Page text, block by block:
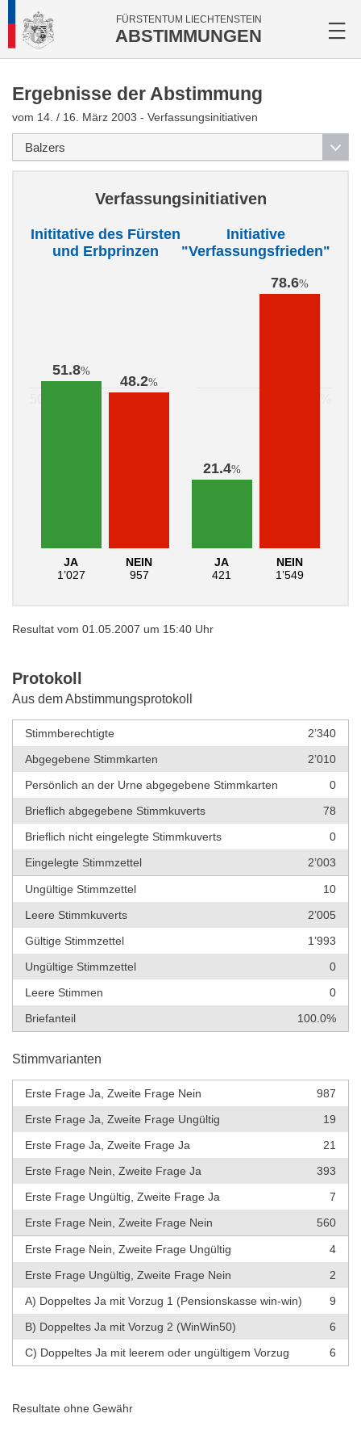
FÜRSTENTUM LIECHTENSTEIN
ABSTIMMUNGEN
Ergebnisse der Abstimmung
vom 14. / 16. März 2003 - Verfassungsinitiativen
Verfassungsinitiativen
Inititative des Fürsten
und Erbprinzen
51.8%
JA
1’027
48.2%
NEIN
957
Initiative
"Verfassungsfrieden"
21.4%
JA
421
78.6%
NEIN
1’549
Resultat vom 01.05.2007 um 15:40 Uhr
Protokoll
Aus dem Abstimmungsprotokoll
Stimmberechtigte
2’340
Abgegebene Stimmkarten
2’010
Persönlich an der Urne abgegebene Stimmkarten
0
Brieflich abgegebene Stimmkuverts
78
Brieflich nicht eingelegte Stimmkuverts
0
Eingelegte Stimmzettel
2’003
Ungültige Stimmzettel
10
Leere Stimmkuverts
2’005
Gültige Stimmzettel
1’993
Ungültige Stimmzettel
0
Leere Stimmen
0
Briefanteil
100.0%
Stimmvarianten
Erste Frage Ja, Zweite Frage Nein
987
Erste Frage Ja, Zweite Frage Ungültig
19
Erste Frage Ja, Zweite Frage Ja
21
Erste Frage Nein, Zweite Frage Ja
393
Erste Frage Ungültig, Zweite Frage Ja
7
Erste Frage Nein, Zweite Frage Nein
560
Erste Frage Nein, Zweite Frage Ungültig
4
Erste Frage Ungültig, Zweite Frage Nein
2
A) Doppeltes Ja mit Vorzug 1 (Pensionskasse win-win)
9
B) Doppeltes Ja mit Vorzug 2 (WinWin50)
6
C) Doppeltes Ja mit leerem oder ungültigem Vorzug
6
Resultate ohne Gewähr